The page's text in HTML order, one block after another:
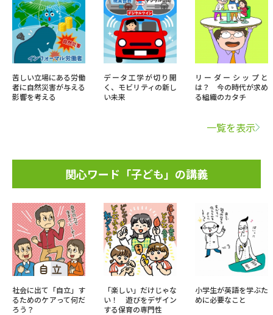
苦しい立場にある労働
者に自然災害が与える
影響を考える
データ工学が切り開
く、モビリティの新し
い未来
リーダーシップと
は？ 今の時代が求め
る組織のカタチ
一覧を表示
関心ワード「子ども」の講義
社会に出て「自立」す
るためのケアって何だ
ろう？
「楽しい」だけじゃな
い！ 遊びをデザイン
する保育の専門性
小学生が英語を学ぶた
めに必要なこと